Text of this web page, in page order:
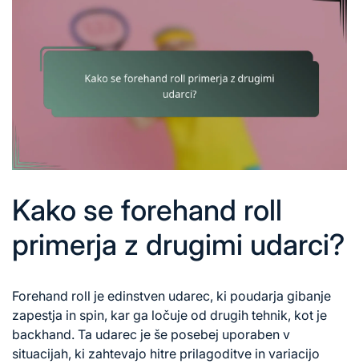
Kako se forehand roll
primerja z drugimi udarci?
Forehand roll je edinstven udarec, ki poudarja gibanje
zapestja in spin, kar ga ločuje od drugih tehnik, kot je
backhand. Ta udarec je še posebej uporaben v
situacijah, ki zahtevajo hitre prilagoditve in variacijo